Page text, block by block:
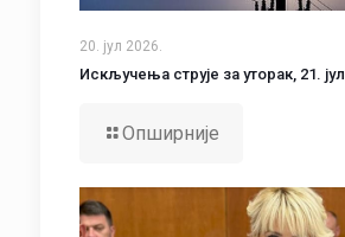
20. јул 2026.
Искључења струје за уторак, 21. јул
Опширније